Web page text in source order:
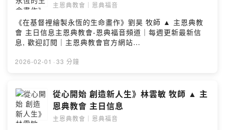
主恩典教會｜恩典福音
《在基督裡繪製永恆的生命畫作》劉昊 牧師 ▲ 主恩典教
會 主日信息主恩典教會-恩典福音頻道｜每週更新最新信
息, 歡迎訂閱｜主恩典教會官方網站
一起聚會喔#Powered by Firstory Hosting
2026-02-01 · 33 分鐘
從心開始 創造新人生》林雲敏 牧師 ▲ 主
恩典教會 主日信息
主恩典教會｜恩典福音